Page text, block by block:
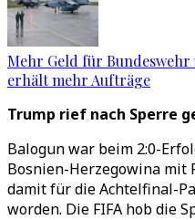
Mehr Geld für
erhält mehr Aufträge
Trump rief nach Sperre
Balogun war beim 2:0-
Bosnien-Herzegowina mit
damit für die Achtelfinal-
worden. Die FIFA hob die